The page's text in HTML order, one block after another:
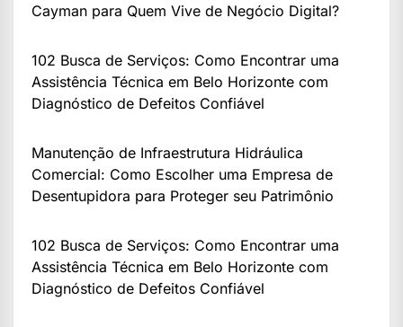
Cayman para Quem Vive de Negócio Digital?
102 Busca de Serviços: Como Encontrar uma
Assistência Técnica em Belo Horizonte com
Diagnóstico de Defeitos Confiável
Manutenção de Infraestrutura Hidráulica
Comercial: Como Escolher uma Empresa de
Desentupidora para Proteger seu Patrimônio
102 Busca de Serviços: Como Encontrar uma
Assistência Técnica em Belo Horizonte com
Diagnóstico de Defeitos Confiável